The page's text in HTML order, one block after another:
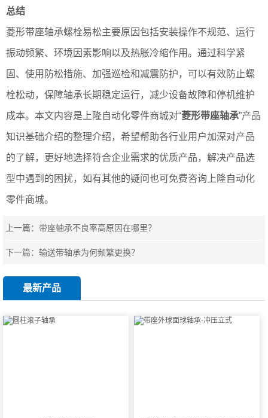
总结
菱形带座轴承螺栓易松主要原因包括安装操作不规范、运行
振动频繁、环境因素影响以及热胀冷缩作用。通过科学紧
固、使用防松措施、加强巡检和减震防护，可以有效防止螺
栓松动，保障轴承长期稳定运行，减少设备故障和停机维护
成本。本文内容是上隆自动化零件商城对“菱形带座轴承”产品
知识基础介绍的整理介绍，希望帮助各行业用户加深对产品
的了解，更好地选择符合企业需求的优质产品，解决产品选
型中遇到的困扰，如有其他的疑问也可免费咨询上隆自动化
零件商城。
上一篇：带座轴承不良率高原因在哪里？
下一篇：输送带轴承为何频繁更换？
最新产品